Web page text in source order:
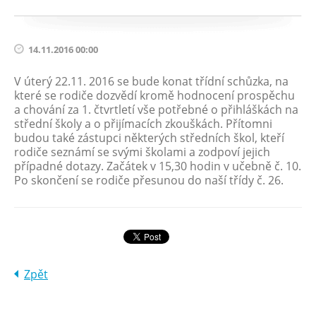
14.11.2016 00:00
V úterý 22.11. 2016 se bude konat třídní schůzka, na
které se rodiče dozvědí kromě hodnocení prospěchu
a chování za 1. čtvrtletí vše potřebné o přihláškách na
střední školy a o přijímacích zkouškách. Přítomni
budou také zástupci některých středních škol, kteří
rodiče seznámí se svými školami a zodpoví jejich
případné dotazy. Začátek v 15,30 hodin v učebně č. 10.
Po skončení se rodiče přesunou do naší třídy č. 26.
Zpět